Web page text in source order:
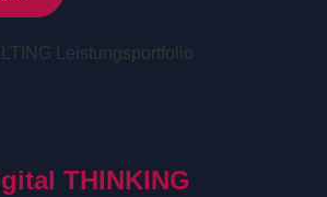
THINKING